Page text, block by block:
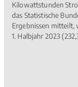
Kilowattstunden
das Statistische
Ergebnissen mitteilt,
1. Halbjahr 2023